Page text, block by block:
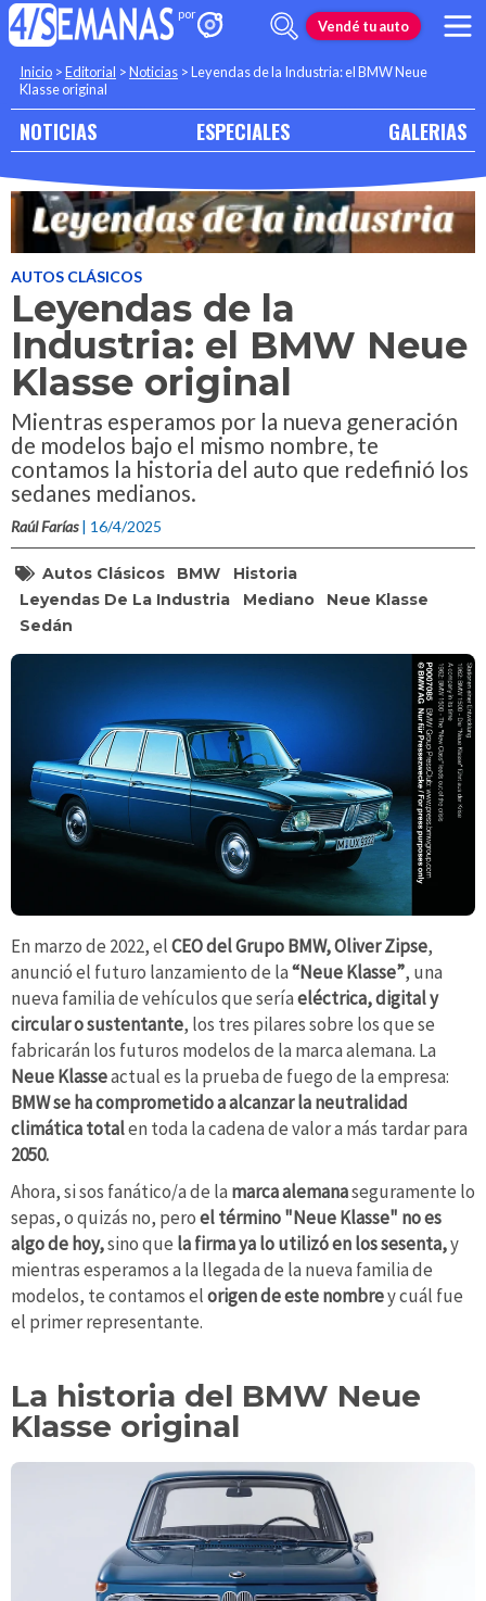
Vendé tu auto
Inicio >Editorial >Noticias >Leyendas de la Industria: el BMW Neue
Klasse original
NOTICIAS ESPECIALES GALERIAS
AUTOS CLÁSICOS
Leyendas de la
Industria: el BMW Neue
Klasse original
Mientras esperamos por la nueva generación
de modelos bajo el mismo nombre, te
contamos la historia del auto que redefinió los
sedanes medianos.
Raúl Farías | 16/4/2025
Autos Clásicos BMW
Historia
Leyendas De La Industria
Mediano
Neue Klasse
Sedán
En marzo de 2022, elCEO del Grupo BMW, Oliver Zipse,
anunció el futuro lanzamiento de la“Neue Klasse”, una
nueva familia de vehículos que seríaeléctrica, digital y
circular o sustentante, los tres pilares sobre los que se
fabricarán los futuros modelos de la marca alemana. La
Neue Klasseactual es la prueba de fuego de la empresa:
BMW se ha comprometido a alcanzar la neutralidad
climática totalen toda la cadena de valor a más tardar para
2050.
Ahora, si sos fanático/a de la marca alemanaseguramente lo
sepas, o quizás no, peroel término "Neue Klasse" no es
algo de hoy,sino que la firma ya lo utilizó en los sesenta,y
mientras esperamos a la llegada de la nueva familia de
modelos, te contamos elorigen de este nombrey cuál fue
el primer representante.
La historia del BMW Neue
Klasse original